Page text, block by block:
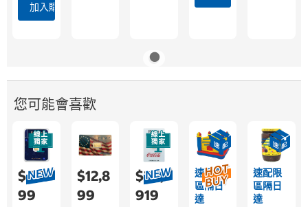
加入購物車
您可能會喜歡
$4,0
99
$12,8
99
$24,
919
速配限
區隔日
達
速配限
區隔日
達